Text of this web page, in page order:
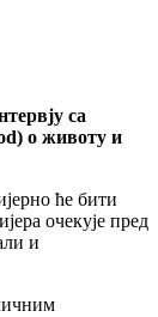
са
о животу и
ће бити
очекује пред
и